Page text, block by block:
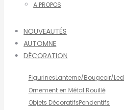
A PROPOS
NOUVEAUTÉS
AUTOMNE
DÉCORATION
FigurinesLanterne/Bougeoir/Led
Ornement en Métal Rouillé
Objets DécoratifsPendentifs